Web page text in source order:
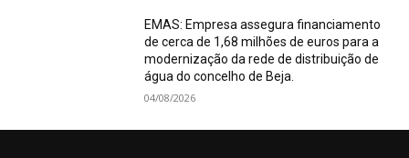
EMAS: Empresa assegura financiamento
de cerca de 1,68 milhões de euros para a
modernização da rede de distribuição de
água do concelho de Beja.
04/08/2026